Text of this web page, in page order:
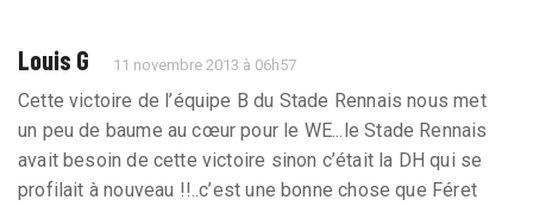
Louis G 11 novembre 2013 à 06h57
Cette victoire de l’équipe B du Stade Rennais nous met
un peu de baume au cœur pour le WE...le Stade Rennais
avait besoin de cette victoire sinon c’était la DH qui se
profilait à nouveau !!..c’est une bonne chose que Féret